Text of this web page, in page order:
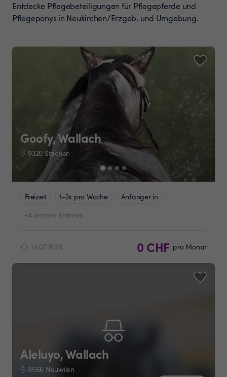
Entdecke Pflegebeteiligungen für Pflegepferde und
Pflegeponys in Neukirchen/Erzgeb. und Umgebung.
Goofy, Wallach
9320 Stachen
Freizeit 1-2x pro Woche
Anfänger:in
+4 weitere Kriterien
14.07.2026 0 CHF pro Monat
Aleluyo, Wallach
8566 Neuwilen